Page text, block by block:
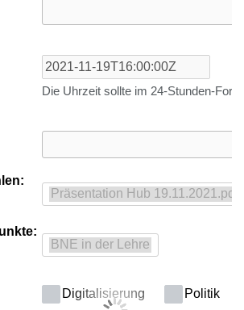
Die Uhrzeit sollte im 24-Stunden-
Digitalisierung
Politik